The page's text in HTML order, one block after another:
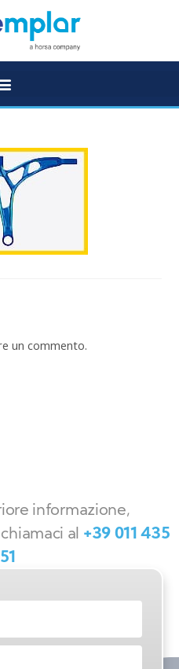
un commento.
informazione,
al +39 011 435